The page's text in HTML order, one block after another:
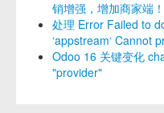
销增强，增加商家端！
处理 Error Failed to
‘appstream‘ Cannot
Odoo 16 关键变化
"provider"